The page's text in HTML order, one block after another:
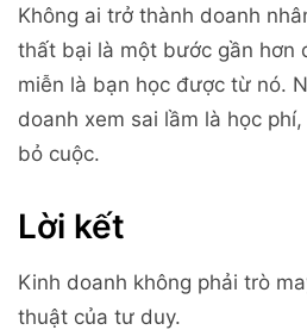
Không ai trở thành doanh
thất bại là một bước gần hơn
miễn là bạn học được từ nó.
doanh xem sai lầm là học
bỏ cuộc.
Lời kết
Kinh doanh không phải trò
thuật của tư duy.